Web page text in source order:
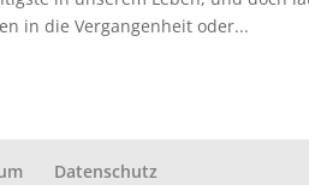
in die Vergangenheit oder...
Datenschutz